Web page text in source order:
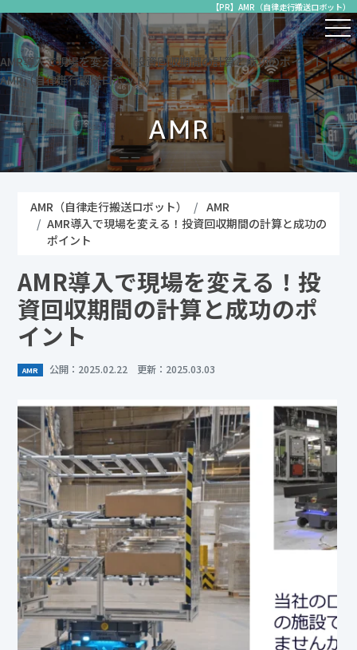
【PR】AMR（自律走行搬送ロボット）
AMR導入で現場を変える！投資回収期間の計算と成功のポイント |
AMR（自律走行搬送ロボット）
AMR
AMR（自律走行搬送ロボット）
AMR
AMR導入で現場を変える！投資回収期間の計算と成功の
ポイント
AMR導入で現場を変える！投
資回収期間の計算と成功のポ
イント
AMR 公開：2025.02.22 更新：2025.03.03